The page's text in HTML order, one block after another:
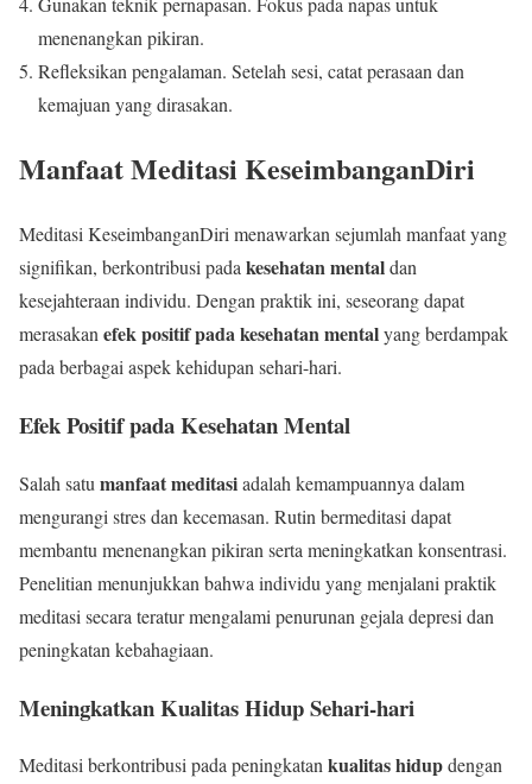
menenangkan pikiran.
Refleksikan pengalaman. Setelah sesi, catat perasaan dan
kemajuan yang dirasakan.
Manfaat Meditasi KeseimbanganDiri
Meditasi KeseimbanganDiri menawarkan sejumlah manfaat yang
signifikan, berkontribusi padakesehatan mentaldan
kesejahteraan individu. Dengan praktik ini, seseorang dapat
merasakanefek positif pada kesehatan mentalyang berdampak
pada berbagai aspek kehidupan sehari-hari.
Efek Positif pada Kesehatan Mental
Salah satu manfaat meditasiadalah kemampuannya dalam
mengurangi stres dan kecemasan. Rutin bermeditasi dapat
membantu menenangkan pikiran serta meningkatkan konsentrasi.
Penelitian menunjukkan bahwa individu yang menjalani praktik
meditasi secara teratur mengalami penurunan gejala depresi dan
peningkatan kebahagiaan.
Meningkatkan Kualitas Hidup Sehari-hari
Meditasi berkontribusi pada peningkatankualitas hidupdengan